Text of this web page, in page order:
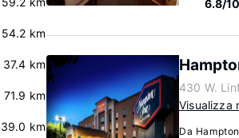
54.2 km
37.4 km
71.9 km
39.0 km
6.8/10
430 W.
Visualizza
Da